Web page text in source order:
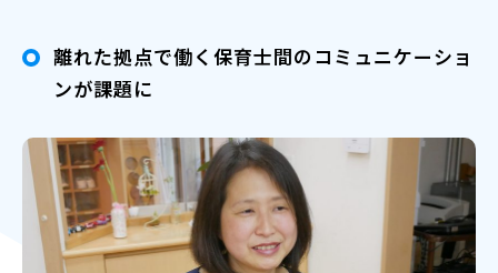
離れた拠点で働く保育士間のコミュニケーショ
ンが課題に